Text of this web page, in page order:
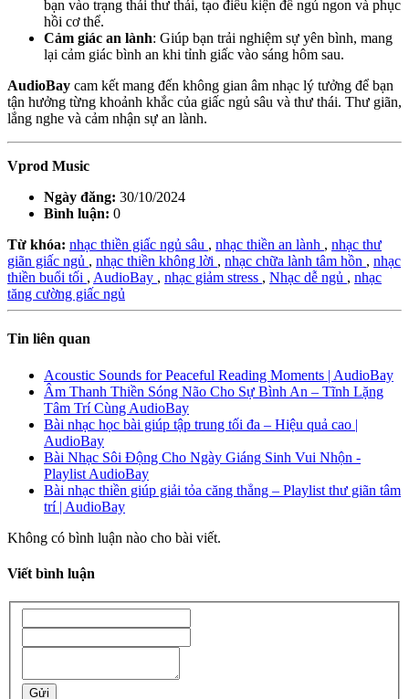
bạn vào trạng thái thư thái, tạo điều kiện để ngủ ngon và phục
hồi cơ thể.
Cảm giác an lành: Giúp bạn trải nghiệm sự yên bình, mang
lại cảm giác bình an khi tỉnh giấc vào sáng hôm sau.
AudioBay cam kết mang đến không gian âm nhạc lý tưởng để bạn
tận hưởng từng khoảnh khắc của giấc ngủ sâu và thư thái. Thư giãn,
lắng nghe và cảm nhận sự an lành.
Vprod Music
Ngày đăng: 30/10/2024
Bình luận: 0
Từ khóa: nhạc thiền giấc ngủ sâu , nhạc thiền an lành , nhạc thư
giãn giấc ngủ , nhạc thiền không lời , nhạc chữa lành tâm hồn , nhạc
thiền buổi tối , AudioBay , nhạc giảm stress , Nhạc dễ ngủ , nhạc
tăng cường giấc ngủ
Tin liên quan
Acoustic Sounds for Peaceful Reading Moments | AudioBay
Âm Thanh Thiền Sóng Não Cho Sự Bình An – Tĩnh Lặng
Tâm Trí Cùng AudioBay
Bài nhạc học bài giúp tập trung tối đa – Hiệu quả cao |
AudioBay
Bài Nhạc Sôi Động Cho Ngày Giáng Sinh Vui Nhộn -
Playlist AudioBay
Bài nhạc thiền giúp giải tỏa căng thẳng – Playlist thư giãn tâm
trí | AudioBay
Không có bình luận nào cho bài viết.
Viết bình luận
Gửi